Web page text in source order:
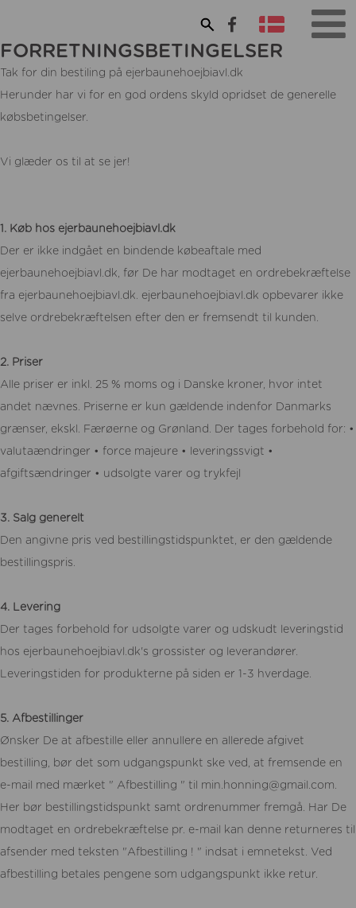
FORRETNINGSBETINGELSER
Tak for din bestiling på ejerbaunehoejbiavl.dk
Herunder har vi for en god ordens skyld opridset de generelle
købsbetingelser.
Vi glæder os til at se jer!
1. Køb hos ejerbaunehoejbiavl.dk
Der er ikke indgået en bindende købeaftale med
ejerbaunehoejbiavl.dk, før De har modtaget en ordrebekræftelse
fra ejerbaunehoejbiavl.dk. ejerbaunehoejbiavl.dk opbevarer ikke
selve ordrebekræftelsen efter den er fremsendt til kunden.
2. Priser
Alle priser er inkl. 25 % moms og i Danske kroner, hvor intet
andet nævnes. Priserne er kun gældende indenfor Danmarks
grænser, ekskl. Færøerne og Grønland. Der tages forbehold for: •
valutaændringer • force majeure • leveringssvigt •
afgiftsændringer • udsolgte varer og trykfejl
3. Salg generelt
Den angivne pris ved bestillingstidspunktet, er den gældende
bestillingspris.
4. Levering
Der tages forbehold for udsolgte varer og udskudt leveringstid
hos ejerbaunehoejbiavl.dk's grossister og leverandører.
Leveringstiden for produkterne på siden er 1-3 hverdage.
5. Afbestillinger
Ønsker De at afbestille eller annullere en allerede afgivet
bestilling, bør det som udgangspunkt ske ved, at fremsende en
e-mail med mærket " Afbestilling " til min.honning@gmail.com.
Her bør bestillingstidspunkt samt ordrenummer fremgå. Har De
modtaget en ordrebekræftelse pr. e-mail kan denne returneres til
afsender med teksten "Afbestilling ! " indsat i emnetekst. Ved
afbestilling betales pengene som udgangspunkt ikke retur.